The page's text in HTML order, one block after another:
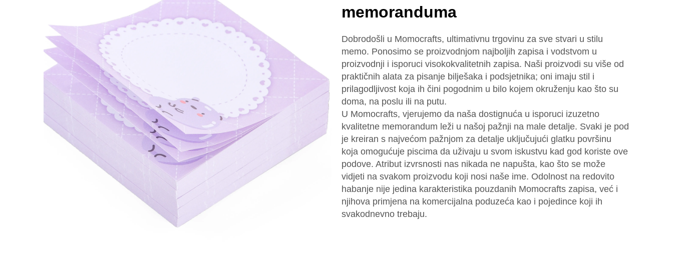
memoranduma
Dobrodošli u Momocrafts, ultimativnu trgovinu za sve stvari u stilu
memo. Ponosimo se proizvodnjom najboljih zapisa i vodstvom u
proizvodnji i isporuci visokokvalitetnih zapisa. Naši proizvodi su više od
praktičnih alata za pisanje bilješaka i podsjetnika; oni imaju stil i
prilagodljivost koja ih čini pogodnim u bilo kojem okruženju kao što su
doma, na poslu ili na putu.
U Momocrafts, vjerujemo da naša dostignuća u isporuci izuzetno
kvalitetne memorandum leži u našoj pažnji na male detalje. Svaki je pod
je kreiran s najvećom pažnjom za detalje uključujući glatku površinu
koja omogućuje piscima da uživaju u svom iskustvu kad god koriste ove
podove. Atribut izvrsnosti nas nikada ne napušta, kao što se može
vidjeti na svakom proizvodu koji nosi naše ime. Odolnost na redovito
habanje nije jedina karakteristika pouzdanih Momocrafts zapisa, već i
njihova primjena na komercijalna poduzeća kao i pojedince koji ih
svakodnevno trebaju.